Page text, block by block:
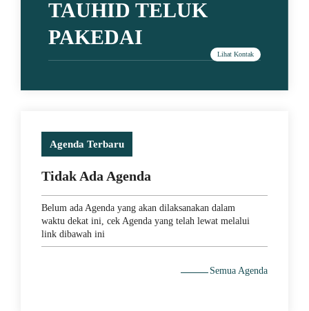
TAUHID TELUK
PAKEDAI
Agenda Terbaru
Tidak Ada Agenda
Belum ada Agenda yang akan dilaksanakan dalam
waktu dekat ini, cek Agenda yang telah lewat melalui
link dibawah ini
Semua Agenda